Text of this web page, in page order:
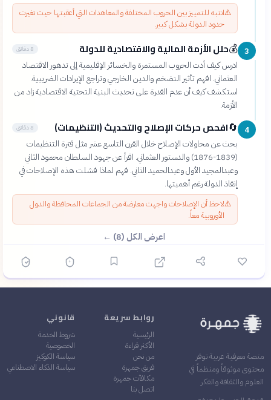
⚠️انتبه للتمييز بين الحروب المختلفة والمعاهدات التي أعقبتها حيث تغيرت
حدود الدولة بشكل كبير.
3
💰حلل الأزمة المالية والاقتصادية للدولة 8 دقائق
ادرس كيف أدت الحروب المستمرة والخسائر الإقليمية إلى تدهور الاقتصاد
العثماني. افهم تأثير التضخم والدين الخارجي وتراجع الإيرادات الضريبية.
استكشف كيف أن عدم القدرة على تحديث البنية التحتية الاقتصادية زاد من
الأزمة.
4
🔄افحص حركات الإصلاح والتحديث (التنظيمات) 8 دقائق
بحث عن محاولات الإصلاح خلال القرن التاسع عشر مثل فترة التنظيمات
(1839-1876) والدستور العثماني. اقرأ عن جهود السلطان محمود الثاني
وعبدالمجيد الأول وعبدالحميد الثاني. فهم لماذا فشلت هذه الإصلاحات في
إنقاذ الدولة رغم أهميتها.
⚠️لاحظ أن الإصلاحات واجهت معارضة من الجماعات المحافظة والدول
الأوروبية معاً.
اعرض الكل (8) ←
منصة معرفية عربية توفر
محتوى موثوقاً ومنظماً في
العلوم والثقافة والفكر
روابط سريعة
الرئيسية
الأكثر قراءة
من نحن
فريق جمهرة
مكافآت جمهرة
اتصل بنا
قانوني
شروط الخدمة
الخصوصية
سياسة الكوكيز
سياسة الذكاء الاصطناعي